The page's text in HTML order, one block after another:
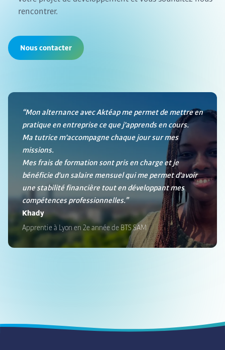
rencontrer.
Nous contacter
“Mon alternance avec Aktéap me permet de mettre en
pratique en entreprise ce que j'apprends en cours.
Ma tutrice m'accompagne chaque jour sur mes
missions.
Mes frais de formation sont pris en charge et je
bénéficie d'un salaire mensuel qui me permet d'avoir
une stabilité financière tout en développant mes
compétences professionnelles.”
Khady
Apprentie à Lyon en 2e année de BTS SAM